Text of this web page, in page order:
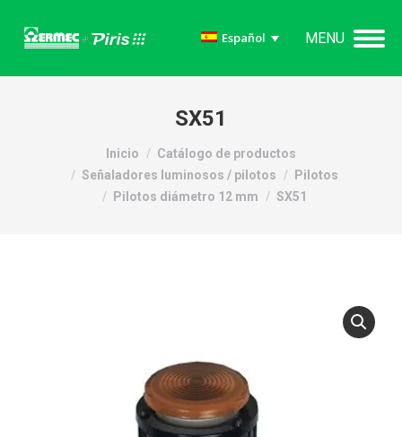
MENU
Español
SX51
Inicio
Catálogo de productos
Señaladores luminosos / pilotos
Pilotos
Pilotos diámetro 12 mm
SX51